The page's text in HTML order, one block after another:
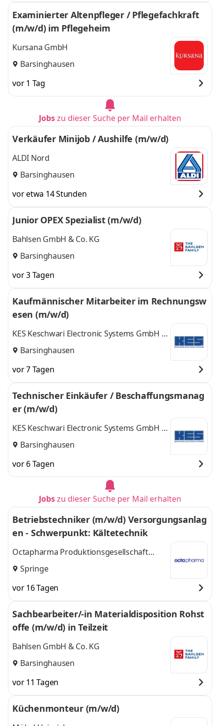
Examinierter Altenpfleger / Pflegefachkraft
(m/w/d) im Pflegeheim
Kursana GmbH
Barsinghausen
vor 1 Tag
Jobszu dieser Suche per Mail erhalten
Verkäufer Minijob / Aushilfe (m/w/d)
ALDI Nord
Barsinghausen
vor etwa 14 Stunden
Junior OPEX Spezialist (m/w/d)
Bahlsen GmbH & Co. KG
Barsinghausen
vor 3 Tagen
Kaufmännischer Mitarbeiter im Rechnungsw
esen (m/w/d)
KES Keschwari Electronic Systems GmbH &
Co. KG
Barsinghausen
vor 7 Tagen
Technischer Einkäufer / Beschaffungsmanag
er (m/w/d)
KES Keschwari Electronic Systems GmbH &
Co. KG
Barsinghausen
vor 6 Tagen
Jobszu dieser Suche per Mail erhalten
Betriebstechniker (m/w/d) Versorgungsanlag
en - Schwerpunkt: Kältetechnik
Octapharma Produktionsgesellschaft
Deutschland mbH
Springe
vor 16 Tagen
Sachbearbeiter/-in Materialdisposition Rohst
offe (m/w/d) in Teilzeit
Bahlsen GmbH & Co. KG
Barsinghausen
vor 11 Tagen
Küchenmonteur (m/w/d)